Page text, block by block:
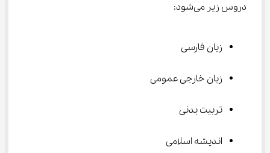
دروس زیر می‌شود:
زبان فارسی
زبان خارجی عمومی
تربیت بدنی
اندیشه اسلامی